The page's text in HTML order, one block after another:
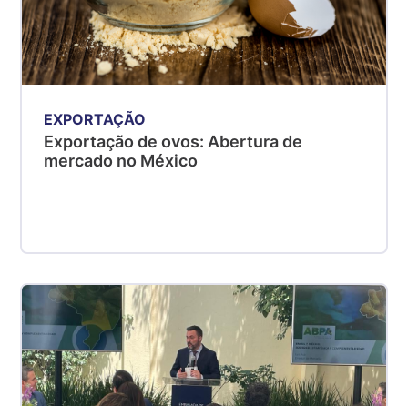
EXPORTAÇÃO
Exportação de ovos: Abertura de
mercado no México